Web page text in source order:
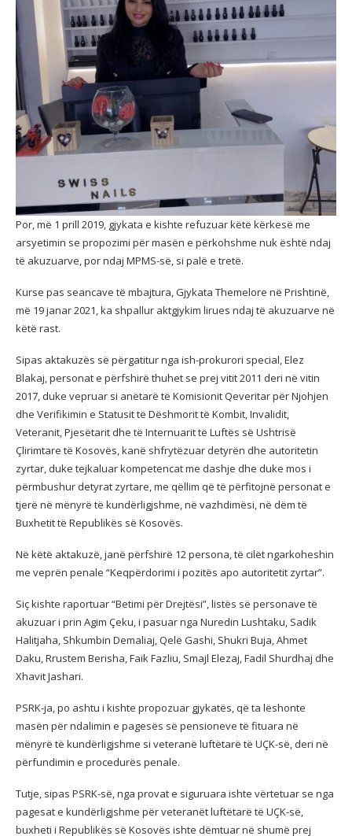
Por, më 1 prill 2019, gjykata e kishte refuzuar këtë kërkesë me
arsyetimin se propozimi për masën e përkohshme nuk është ndaj
të akuzuarve, por ndaj MPMS-së, si palë e tretë.
Kurse pas seancave të mbajtura, Gjykata Themelore në Prishtinë,
më 19 janar 2021, ka shpallur aktgjykim lirues ndaj të akuzuarve në
këtë rast.
Sipas aktakuzës së përgatitur nga ish-prokurori special, Elez
Blakaj, personat e përfshirë thuhet se prej vitit 2011 deri në vitin
2017, duke vepruar si anëtarë të Komisionit Qeveritar për Njohjen
dhe Verifikimin e Statusit të Dëshmorit të Kombit, Invalidit,
Veteranit, Pjesëtarit dhe të Internuarit të Luftës së Ushtrisë
Çlirimtare të Kosovës, kanë shfrytëzuar detyrën dhe autoritetin
zyrtar, duke tejkaluar kompetencat me dashje dhe duke mos i
përmbushur detyrat zyrtare, me qëllim që të përfitojnë personat e
tjerë në mënyrë të kundërligjshme, në vazhdimësi, në dëm të
Buxhetit të Republikës së Kosovës.
Në këtë aktakuzë, janë përfshirë 12 persona, të cilët ngarkoheshin
me veprën penale “Keqpërdorimi i pozitës apo autoritetit zyrtar”.
Siç kishte raportuar “Betimi për Drejtësi”, listës së personave të
akuzuar i prin Agim Çeku, i pasuar nga Nuredin Lushtaku, Sadik
Halitjaha, Shkumbin Demaliaj, Qelë Gashi, Shukri Buja, Ahmet
Daku, Rrustem Berisha, Faik Fazliu, Smajl Elezaj, Fadil Shurdhaj dhe
Xhavit Jashari.
PSRK-ja, po ashtu i kishte propozuar gjykatës, që ta lëshonte
masën për ndalimin e pagesës së pensioneve të fituara në
mënyrë të kundërligjshme si veteranë luftëtarë të UÇK-së, deri në
përfundimin e procedurës penale.
Tutje, sipas PSRK-së, nga provat e siguruara ishte vërtetuar se nga
pagesat e kundërligjshme për veteranët luftëtarë të UÇK-së,
buxheti i Republikës së Kosovës ishte dëmtuar në shumë prej